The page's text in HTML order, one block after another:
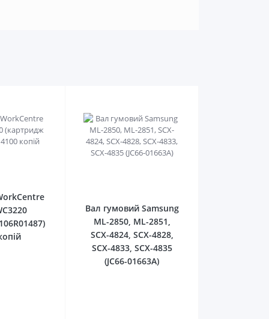
Вал гумовий Samsung
ML-2850, ML-2851,
SCX-4824, SCX-4828,
SCX-4833, SCX-4835
(JC66-01663A)